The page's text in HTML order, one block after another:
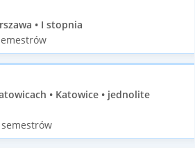
• I stopnia
• Katowice • jednolite